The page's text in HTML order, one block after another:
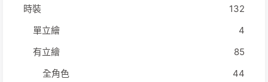
時裝
132
單立繪
4
有立繪
85
全角色
44